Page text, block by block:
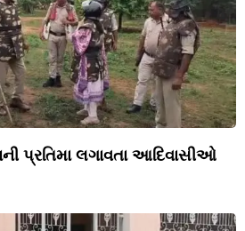
પ્રતિમા લગાવતા આદિવાસીઓ